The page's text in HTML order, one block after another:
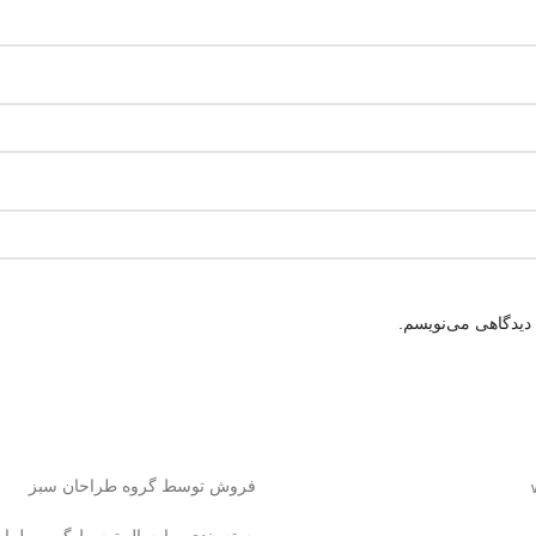
می‌نویسم.
فروش توسط گروه طراحان سبز